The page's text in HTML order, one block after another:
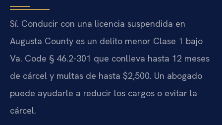
Sí. Conducir con una licencia suspendida en
Augusta County es un delito menor Clase 1 bajo
Va. Code § 46.2-301 que conlleva hasta 12 meses
de cárcel y multas de hasta $2,500. Un abogado
puede ayudarle a reducir los cargos o evitar la
cárcel.